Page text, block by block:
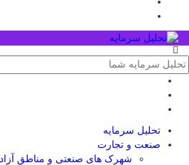
تحلیل‌ سرمایه
صنعت و تجارت
شهرک های صنعتی و مناطق آزاد